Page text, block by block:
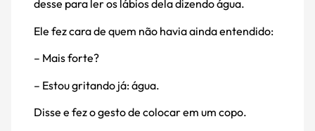
desse para ler os lábios dela dizendo água.
Ele fez cara de quem não havia ainda entendido:
– Mais forte?
– Estou gritando já: água.
Disse e fez o gesto de colocar em um copo.